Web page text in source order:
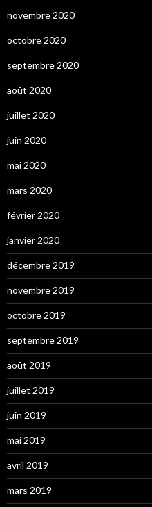
novembre 2020
octobre 2020
septembre 2020
août 2020
juillet 2020
juin 2020
mai 2020
mars 2020
février 2020
janvier 2020
décembre 2019
novembre 2019
octobre 2019
septembre 2019
août 2019
juillet 2019
juin 2019
mai 2019
avril 2019
mars 2019